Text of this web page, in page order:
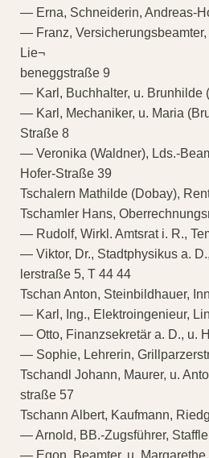
— Erna, Schneiderin, Andreas-
— Franz, Versicherungsbeamter,
Lie¬
beneggstraße 9
— Karl, Buchhalter, u. Brunhilde
— Karl, Mechaniker, u. Maria
Straße 8
— Veronika (Waldner), Lds.-
Hofer-Straße 39
Tschalern Mathilde (Dobay),
Tschamler Hans,
— Rudolf, Wirkl. Amtsrat i. R.,
— Viktor, Dr., Stadtphysikus a.
lerstraße 5, T 44 44
Tschan Anton, Steinbildhauer,
— Karl, Ing., Elektroingenieur,
— Otto, Finanzsekretär a. D., u.
— Sophie, Lehrerin,
Tschandl Johann, Maurer, u.
straße 57
Tschann Albert, Kaufmann,
— Arnold, BB.-Zugsführer,
— Egon, Beamter, u. Margarethe